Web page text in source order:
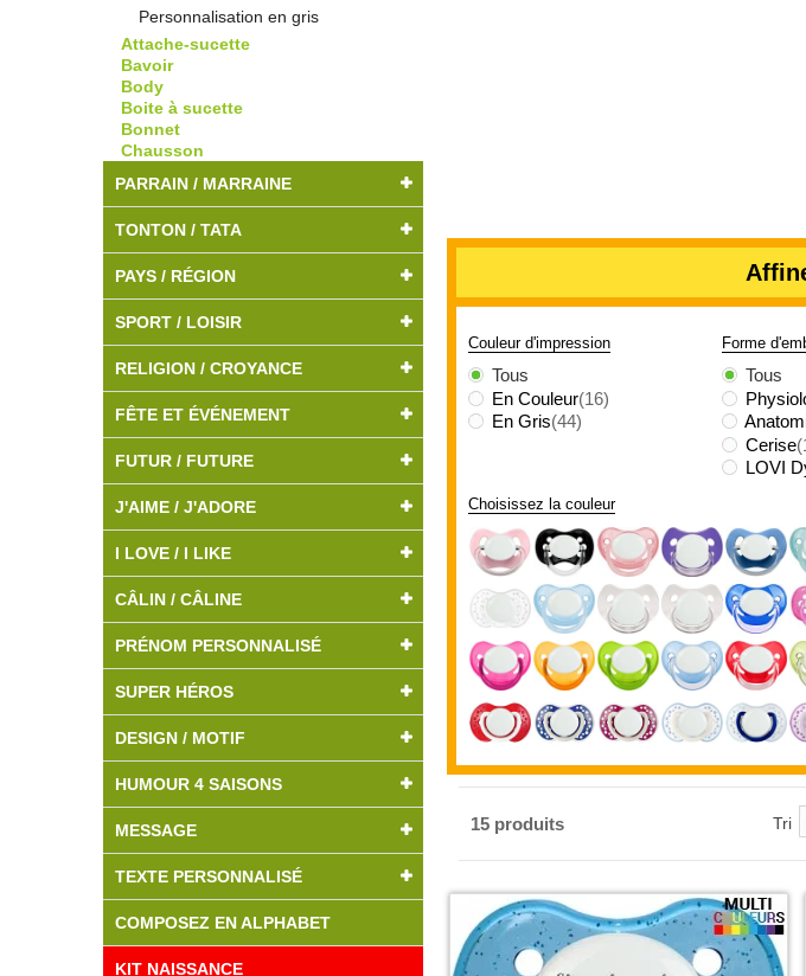
Couleur d'impression
Tous
En Couleur(16)
En Gris(44)
Forme
Tous
Cerise
LOVI
Choisissez la couleur
15 produits Tri
Personnalisation en gris
Attache-sucette
Bavoir
Body
Boite à sucette
Bonnet
Chausson
PARRAIN / MARRAINE
TONTON / TATA
PAYS / RÉGION
SPORT / LOISIR
RELIGION / CROYANCE
FÊTE ET ÉVÉNEMENT
FUTUR / FUTURE
J'AIME / J'ADORE
I LOVE / I LIKE
CÂLIN / CÂLINE
PRÉNOM PERSONNALISÉ
SUPER HÉROS
DESIGN / MOTIF
HUMOUR 4 SAISONS
MESSAGE
TEXTE PERSONNALISÉ
COMPOSEZ EN ALPHABET
KIT NAISSANCE